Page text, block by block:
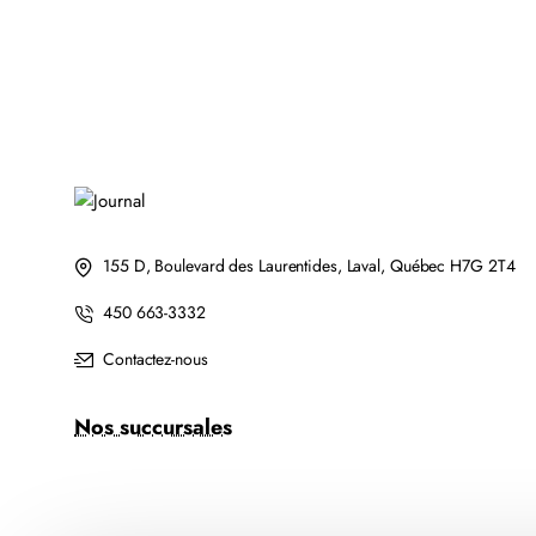
155 D, Boulevard des Laurentides, Laval, Québec H7G 2T4
450 663-3332
Contactez-nous
Nos succursales